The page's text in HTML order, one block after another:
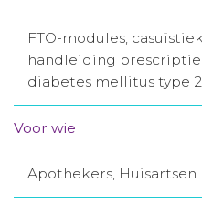
Contact
Winkelwagentje
Aanmelden
FTO-modules,
handleiding
diabetes mellitus type 2
Voor wie
Apothekers, Huisartsen